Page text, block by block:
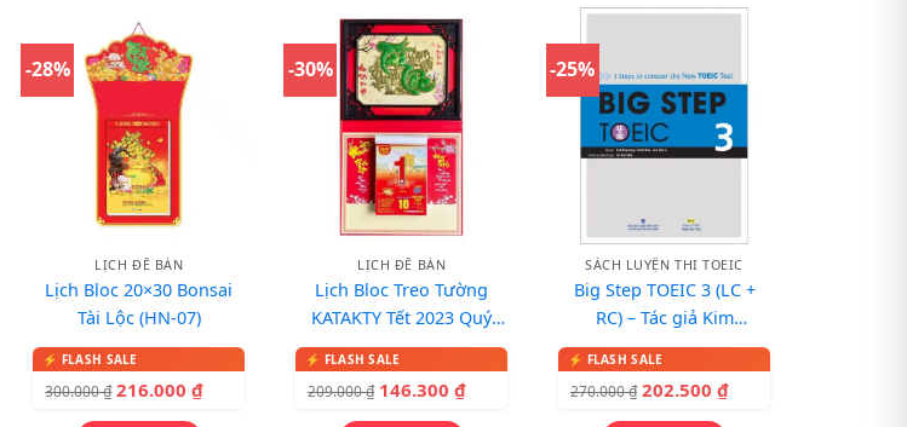
-28%
LỊCH ĐỂ BÀN
Lịch Bloc 20×30 Bonsai
Tài Lộc (HN-07)
300.000₫ 216.000₫
-30%
LỊCH ĐỂ BÀN
Lịch Bloc Treo Tường
KATAKTY Tết 2023 Quý
Mão Chữ Tài Lộc
209.000₫ 146.300₫
-25%
SÁCH LUYỆN THI TOEIC
Big Step TOEIC 3 (LC +
RC) – Tác giả Kim
Soyeong, Park Won
270.000₫ 202.500₫